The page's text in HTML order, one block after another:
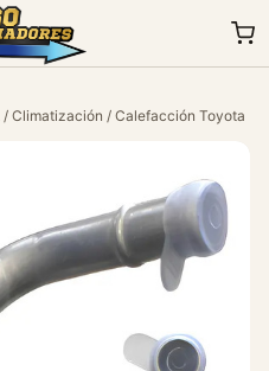
/ Climatización / Calefacción Toyota